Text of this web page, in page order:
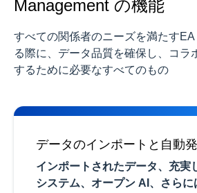
Management の機能
すべての関係者のニーズを満たす
る際に、データ品質を確保し、コラ
するために必要なすべてのもの
データのインポートと自動
インポートされたデータ、充実
システム、オープン AI、さらに